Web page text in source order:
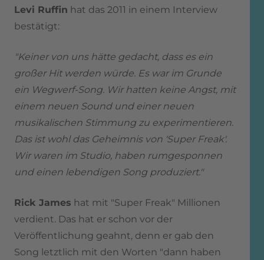
Levi Ruffin hat das 2011 in einem Interview
bestätigt:
"Keiner von uns hätte gedacht, dass es ein
großer Hit werden würde. Es war im Grunde
ein Wegwerf-Song. Wir hatten keine Angst, mit
einem neuen Sound und einer neuen
musikalischen Stimmung zu experimentieren.
Das ist wohl das Geheimnis von 'Super Freak'.
Wir waren im Studio, haben rumgesponnen
und einen lebendigen Song produziert."
Rick James hat mit "Super Freak" Millionen
verdient. Das hat er schon vor der
Veröffentlichung geahnt, denn er gab den
Song letztlich mit den Worten "dann haben